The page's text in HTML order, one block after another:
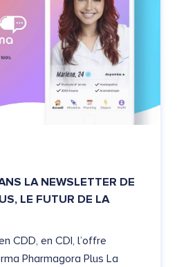
LA NEWSLETTER DE
LE FUTUR DE LA
CDD, en CDI, l’offre
Pharmagora Plus La